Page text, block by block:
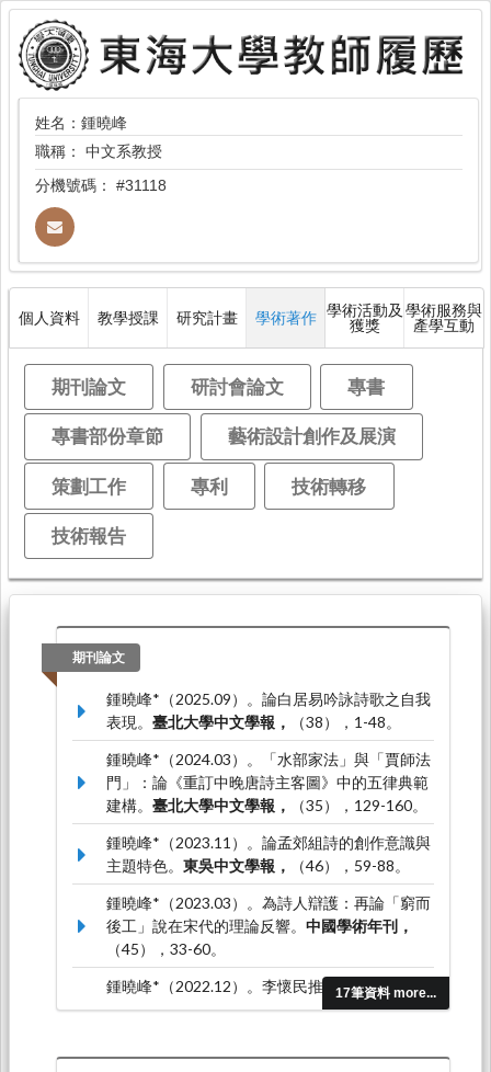
姓名：鍾曉峰
職稱： 中文系教授
分機號碼： #31118
個人資料 教學授課 研究計畫 學術著作 學術活動及
獲獎
學術服務與
產學互動
期刊論文 研討會論文 專書
專書部份章節 藝術設計創作及展演
策劃工作 專利 技術轉移
技術報告
期刊論文
17筆資料 more...
鍾曉峰*（2025.09）。論白居易吟詠詩歌之自我
表現。 臺北大學中文學報，
（38），1-48。
鍾曉峰*（2024.03）。「水部家法」與「賈師法
門」：論《重訂中晚唐詩主客圖》中的五律典範
建構。 臺北大學中文學報，
（35），129-160。
鍾曉峰*（2023.11）。論孟郊組詩的創作意識與
主題特色。 東吳中文學報，
（46），59-88。
鍾曉峰*（2023.03）。為詩人辯護：再論「窮而
後工」說在宋代的理論反響。 中國學術年刊，
（45），33-60。
鍾曉峰*（2022.12）。李懷民推尊中晚唐詩探
析：以《重訂中晚唐詩主客圖》為主的討論。東